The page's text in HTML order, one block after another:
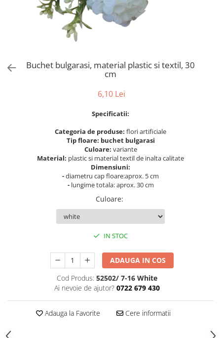
Vaze din sticla
Vase din ceramica
Scaune
Bujor
Trandafir
Cap minirosa
Cap orhidee phalaenopsis
Kit-uri Baloane
Rafii, clipsuri,pompe
Accesorii petrecere
Ochelari party
Panou decorativ
Petrecere Tematica
Petrecere fetite
Petrecere Adulti
Buchet bulgarasi, material plastic si textil, 30
cm
6,10 Lei
Specificatii:
Categoria de produse: flori artificiale
Tip floare: buchet bulgarasi
Culoare: variante
Material: plastic si material textil de inalta calitate
Dimensiuni:
-diametru cap floare:aprox. 5 cm
- lungime totala: aprox. 30 cm
Culoare:
IN STOC
ADAUGA IN COS
Cod Produs: 52502/ 7-16 White
Ai nevoie de ajutor? 0722 679 430
Adauga la Favorite Cere informatii